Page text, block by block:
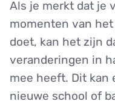
Als je merkt dat je
momenten van
doet, kan het zijn
veranderingen in
mee heeft. Dit kan
nieuwe school of